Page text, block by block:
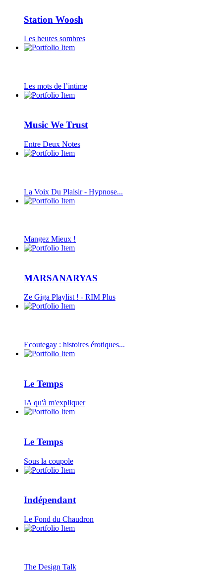
Station Woosh
Les heures sombres
Les mots de l’intime
Music We Trust
Entre Deux Notes
La Voix Du Plaisir - Hypnose...
Mangez Mieux !
MARSANARYAS
Ze Giga Playlist ! - RIM Plus
Ecoutegay : histoires érotiques...
Le Temps
IA qu'à m'expliquer
Le Temps
Sous la coupole
Indépendant
Le Fond du Chaudron
The Design Talk